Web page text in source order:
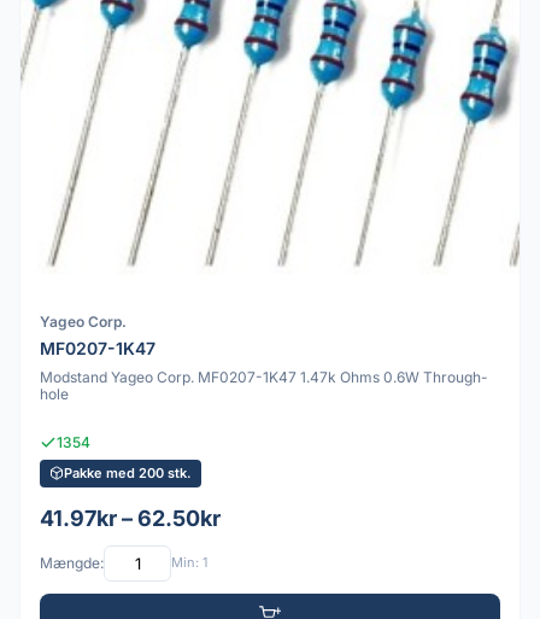
Yageo Corp.
MF0207-1K47
Modstand Yageo Corp. MF0207-1K47 1.47k Ohms 0.6W Through-
hole
1354
Pakke med 200 stk.
41.97kr – 62.50kr
Mængde: Min: 1